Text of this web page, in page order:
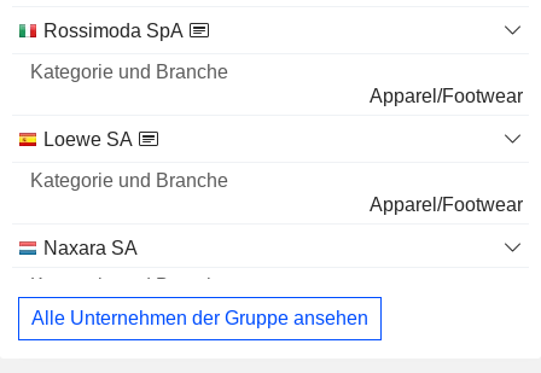
Rossimoda SpA
Apparel/Footwear
Loewe SA
Apparel/Footwear
Naxara SA
Alle Unternehmen der Gruppe ansehen